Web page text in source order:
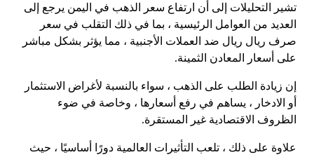
تشير التحليلات إلى أن ارتفاع سعر الذهب في اليمن يرجع إلى
العديد من العوامل الرئيسية ، بما في ذلك التقلب في سعر
صرف ريال ريال ضد العملات الأجنبية ، مما يؤثر بشكل مباشر
على أسعار المعادن الثمينة.
إن زيادة الطلب على الذهب ، سواء بالنسبة لأغراض الاستثمار
أو الادخار ، يساهم في رفع أسعارها ، وخاصة في ضوء
الظروف الاقتصادية غير المستقرة.
علاوة على ذلك ، تلعب التأثيرات العالمية دورًا أساسيًا ، حيث